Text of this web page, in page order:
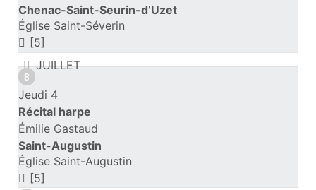
Chenac-Saint-Seurin-d’Uzet
Église Saint-Séverin
[5]
JUILLET
8
Jeudi 4
Récital harpe
Émilie Gastaud
Saint-Augustin
Église Saint-Augustin
[5]